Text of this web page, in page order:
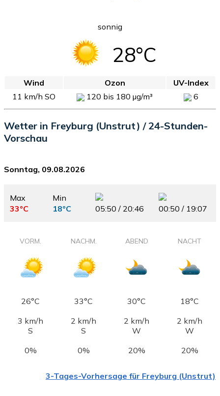
sonnig
28°C
Wind Ozon
UV-Index
11 km/h SO
120 bis 180 µg/m³ 6
Wetter in Freyburg (Unstrut) / 24-Stunden-
Vorschau
Sonntag, 09.08.2026
Max
33°C
Min
18°C
05:50 / 20:46 00:50 / 19:07
VORM. NACHM. ABEND NACHT
26°C 33°C 30°C
18°C
3 km/h
S
2 km/h
S
2 km/h
W
2 km/h
W
0%
0% 20% 20%
3-Tages-Vorhersage für Freyburg (Unstrut)